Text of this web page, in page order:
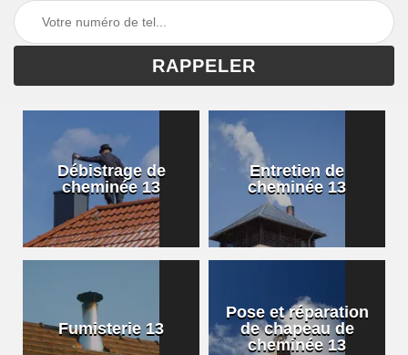
Débistrage de
cheminée 13
Entretien de
cheminée 13
Fumisterie 13
Pose et réparation
de chapeau de
cheminée 13